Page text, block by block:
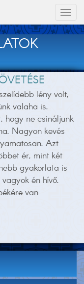
lény volt,
valaha is.
hogy ne csináljunk
Nagyon kevés
Azt
ér, mint két
gyakorlata is
én hívő.
van